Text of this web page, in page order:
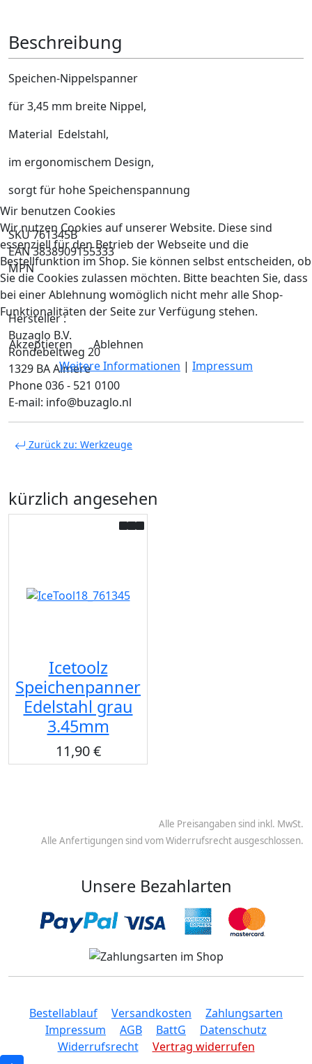
Beschreibung
Speichen-Nippelspanner
für 3,45 mm breite Nippel,
Material Edelstahl,
im ergonomischem Design,
sorgt für hohe Speichenspannung
SKU 761345B
EAN 3838909155333
MPN
Hersteller :
Buzaglo B.V.
Rondebeltweg 20
1329 BA Almere
Phone 036 - 521 0100
E-mail: info@buzaglo.nl
Zurück zu: Werkzeuge
kürzlich angesehen
Icetoolz
Speichenpanner
Edelstahl grau
3.45mm
11,90 €
Alle Preisangaben sind inkl. MwSt.
Alle Anfertigungen sind vom Widerrufsrecht ausgeschlossen.
Unsere Bezahlarten
Bestellablauf Versandkosten
Zahlungsarten
Impressum
AGB BattG
Datenschutz
Widerrufsrecht
Vertrag widerrufen
Wir benutzen Cookies
Wir nutzen Cookies auf unserer Website. Diese sind
essenziell für den Betrieb der Webseite und die
Bestellfunktion im Shop. Sie können selbst entscheiden, ob
Sie die Cookies zulassen möchten. Bitte beachten Sie, dass
bei einer Ablehnung womöglich nicht mehr alle Shop-
Funktionalitäten der Seite zur Verfügung stehen.
Akzeptieren
Ablehnen
Weitere Informationen | Impressum